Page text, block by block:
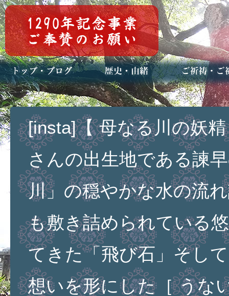
トップページ
ブログ(日々八百万)
お知らせ一覧 歴史・ご祭神
年中行事
メディア掲載 ご祈祷・ご祈
安産祈願
初宮参り
七五三詣
長寿のお祝い
神前結婚式
厄祓い・方位
車のお祓い
地鎮祭
神葬祭（神式
[insta]【 母なる川の妖
さんの出生地である諫
川」の穏やかな水の流
も敷き詰められている
てきた「飛び石」そし
想いを形にした［ うな